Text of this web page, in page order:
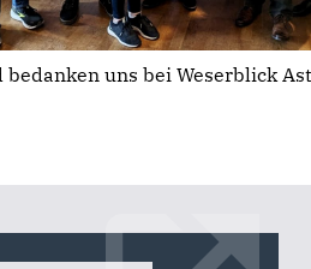
uns bei Weserblick